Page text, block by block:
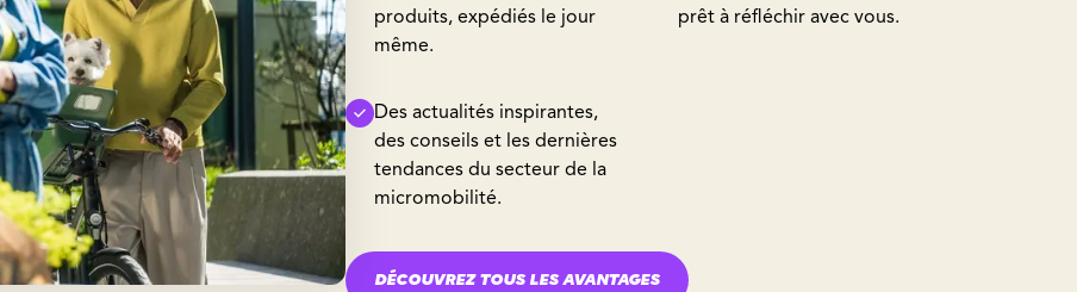
produits, expédiés le jour
même.
prêt à réfléchir avec vous.
Des actualités inspirantes,
des conseils et les dernières
tendances du secteur de la
micromobilité.
DÉCOUVREZ TOUS LES AVANTAGES